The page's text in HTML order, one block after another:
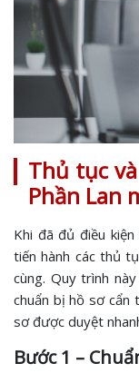
Thủ tục
Phần Lan
Khi đã đủ điều
tiến hành các thủ
cùng. Quy trình
chuẩn bị hồ sơ cẩn
sơ được duyệt
Bước 1 –